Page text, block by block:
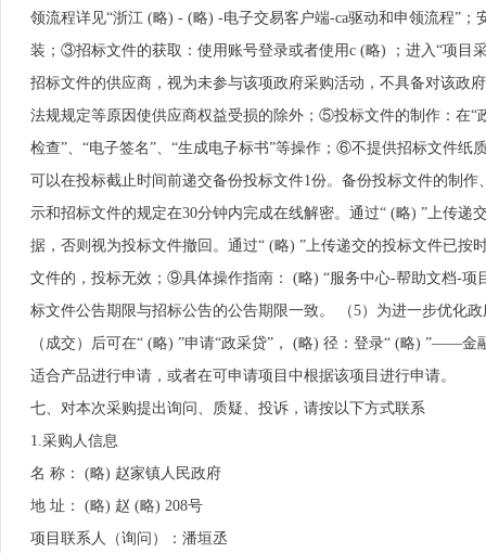
领流程详见“浙江 (略) - (略) -电子交易客户端-ca驱动和申领流程”
装；③招标文件的获取：使用账号登录或者使用c (略) ；进入“项目
招标文件的供应商，视为未参与该项政府采购活动，不具备对该政
法规规定等原因使供应商权益受损的除外；⑤投标文件的制作：在“
检查”、“电子签名”、“生成电子标书”等操作；⑥不提供招标文件
可以在投标截止时间前递交备份投标文件1份。备份投标文件的制
示和招标文件的规定在30分钟内完成在线解密。通过“ (略) ”上传
据，否则视为投标文件撤回。通过“ (略) ”上传递交的投标文件已
文件的，投标无效；⑨具体操作指南： (略) “服务中心-帮助文档-
标文件公告期限与招标公告的公告期限一致。 （5）为进一步优化
（成交）后可在“ (略) ”申请“政采贷”， (略) 径：登录“ (略) ”——
适合产品进行申请，或者在可申请项目中根据该项目进行申请。
七、对本次采购提出询问、质疑、投诉，请按以下方式联系
1.采购人信息
名 称： (略) 赵家镇人民政府
地 址： (略) 赵 (略) 208号
项目联系人（询问）：潘垣丞